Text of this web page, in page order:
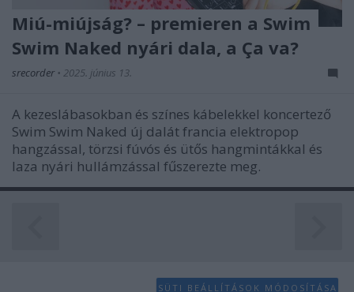
Miú-miújság? – premieren a Swim
Swim Naked nyári dala, a Ça va?
srecorder • 2025. június 13.
A kezeslábasokban és színes kábelekkel koncertező
Swim Swim Naked új dalát francia elektropop
hangzással, törzsi fúvós és ütős hangmintákkal és
laza nyári hullámzással fűszerezte meg.
SÜTI BEÁLLÍTÁSOK MÓDOSÍTÁSA